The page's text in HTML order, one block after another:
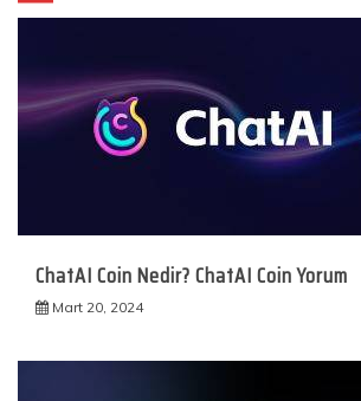
ChatAI Coin Nedir? ChatAI Coin Yorum
Mart 20, 2024